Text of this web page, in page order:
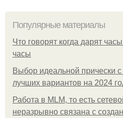
Популярные материалы
Что говорят когда дарят
часы
Выбор идеальной прически с
лучших вариантов на 2024
Работа в MLM, то есть
неразрывно связана с